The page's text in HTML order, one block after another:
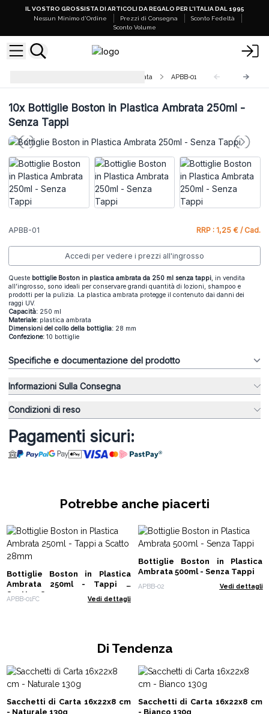
IL VOSTRO GROSSISTA DI ARTICOLI DA REGALO PER L'ITALIA DAL 1995
Nessun Minimo d'Ordine
Prezzi di Consegna
Sconto Fedeltà
Sconto Volume
Bottiglie Boston in Plastica Ambrata APBB-01
10xBottiglie Boston in Plastica Ambrata 250ml -
Senza Tappi
APBB-01 RRP : 1,25 € / Cad.
Accedi per vedere i prezzi all'ingrosso
Queste bottiglie Boston in plastica ambrata da 250 ml senza tappi , in vendita
all’ingrosso, sono ideali per conservare grandi quantità di lozioni, shampoo e
prodotti per la pulizia. La plastica ambrata protegge il contenuto dai danni dei
raggi UV.
Capacità: 250 ml
Materiale: plastica ambrata
Dimensioni del collo della bottiglia: 28 mm
Confezione: 10 bottiglie
Specifiche e documentazione del prodotto
Informazioni Sulla Consegna
Condizioni di reso
Pagamenti sicuri:
Potrebbe anche piacerti
Bottiglie Boston in Plastica
Ambrata 250ml - Tappi a
Scatto 28mm
APBB-01FC Vedi dettagli
Bottiglie Boston in Plastica
Ambrata 500ml - Senza Tappi
APBB-02 Vedi dettagli
Di Tendenza
Sacchetti di Carta 16x22x8 cm
- Naturale 130g
Sacchetti di Carta 16x22x8 cm
- Bianco 130g